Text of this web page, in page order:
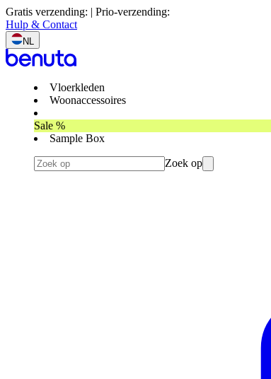
Gratis verzending: | Prio-verzending:
Hulp & Contact
NL
Vloerkleden
Woonaccessoires
Sale %
Sample Box
Zoek op